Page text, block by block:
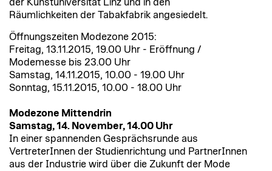
der Kunstuniversität Linz und in den
Räumlichkeiten der Tabakfabrik angesiedelt.
Öffnungszeiten Modezone 2015:
Freitag, 13.11.2015, 19.00 Uhr - Eröffnung /
Modemesse bis 23.00 Uhr
Samstag, 14.11.2015, 10.00 - 19.00 Uhr
Sonntag, 15.11.2015, 10.00 - 18.00 Uhr
Modezone Mittendrin
Samstag, 14. November, 14.00 Uhr
In einer spannenden Gesprächsrunde aus
VertreterInnen der Studienrichtung und PartnerInnen
aus der Industrie wird über die Zukunft der Mode